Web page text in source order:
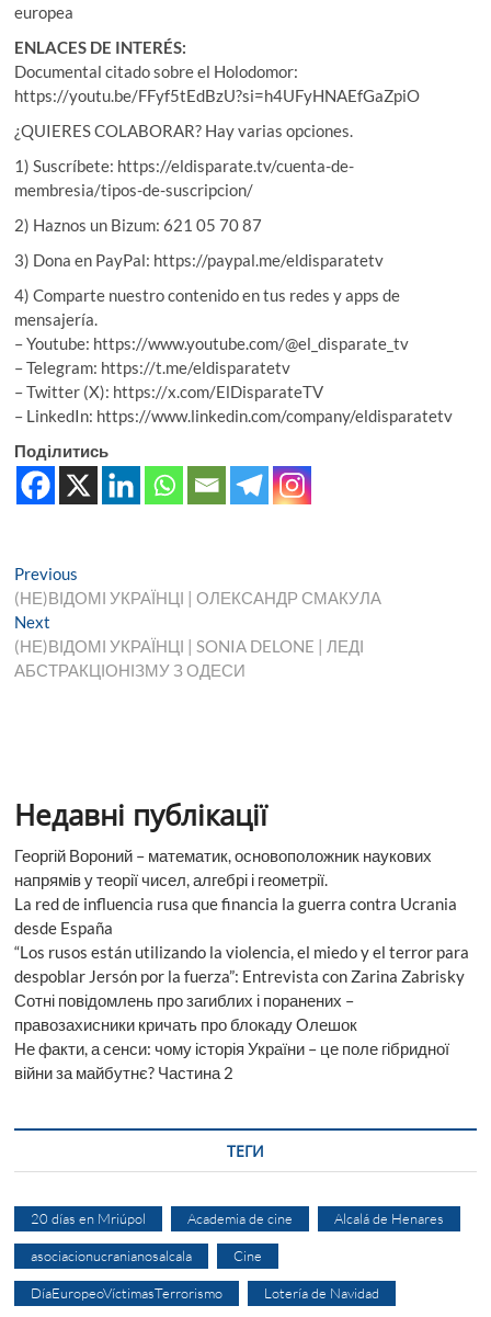
europea
ENLACES DE INTERÉS:
Documental citado sobre el Holodomor:
https://youtu.be/FFyf5tEdBzU?si=h4UFyHNAEfGaZpiO
¿QUIERES COLABORAR? Hay varias opciones.
1) Suscríbete: https://eldisparate.tv/cuenta-de-
membresia/tipos-de-suscripcion/
2) Haznos un Bizum: 621 05 70 87
3) Dona en PayPal: https://paypal.me/eldisparatetv
4) Comparte nuestro contenido en tus redes y apps de
mensajería.
– Youtube: https://www.youtube.com/@el_disparate_tv
– Telegram: https://t.me/eldisparatetv
– Twitter (X): https://x.com/ElDisparateTV
– LinkedIn: https://www.linkedin.com/company/eldisparatetv
Поділитись
Навігація
записів
Previous
post:
(НЕ)ВІДОМІ УКРАЇНЦІ | ОЛЕКСАНДР СМАКУЛА
Next
post:
(НЕ)ВІДОМІ УКРАЇНЦІ | SONIA DELONE | ЛЕДІ
АБСТРАКЦІОНІЗМУ З ОДЕСИ
Недавні публікації
Георгій Вороний – математик, основоположник наукових
напрямів у теорії чисел, алгебрі і геометрії.
La red de influencia rusa que financia la guerra contra Ucrania
desde España
“Los rusos están utilizando la violencia, el miedo y el terror para
despoblar Jersón por la fuerza”: Entrevista con Zarina Zabrisky
Сотні повідомлень про загиблих і поранених –
правозахисники кричать про блокаду Олешок
Не факти, а сенси: чому історія України – це поле гібридної
війни за майбутнє? Частина 2
ТЕГИ
20 días en Mriúpol Academia de cine Alcalá de Henares
asociacionucranianosalcala Cine
DíaEuropeoVíctimasTerrorismo Lotería de Navidad